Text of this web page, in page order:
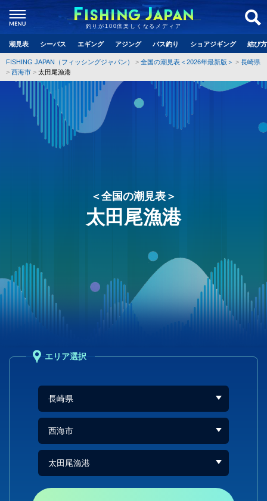
釣りが100倍楽しくなるメディア
潮見表 シーバス エギング アジング バス釣り ショアジギング 結び
FISHING JAPAN（フィッシングジャパン） 全国の潮見表＜2026年最新版＞
長崎県
西海市
太田尾漁港
＜全国の潮見表＞
太田尾漁港
エリア選択